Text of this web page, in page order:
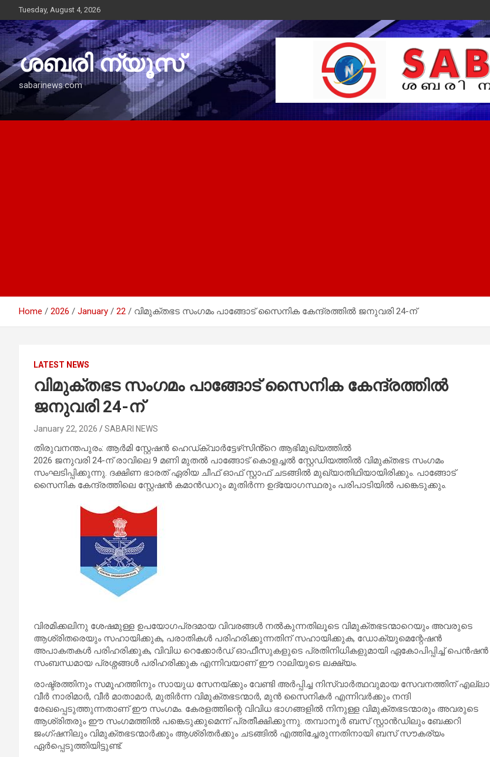
to
content
Tuesday, August 4, 2026
ശബരി ന്യൂസ്
sabarinews.com
Home 2026 January 22 വിമുക്തഭട സംഗമം പാങ്ങോട് സൈനിക കേന്ദ്രത്തിൽ ജനുവരി 24-ന്
LATEST NEWS
വിമുക്തഭട സംഗമം പാങ്ങോട് സൈനിക കേന്ദ്രത്തിൽ
ജനുവരി 24-ന്
January 22, 2026 SABARI NEWS
തിരുവനന്തപുരം: ആർമി സ്റ്റേഷൻ ഹെഡ്ക്വാർട്ടേഴ്‌സിൻ്റെ ആഭിമുഖ്യത്തിൽ
2026 ജനുവരി 24-ന് രാവിലെ 9 മണി മുതൽ പാങ്ങോട് കൊളച്ചൽ സ്റ്റേഡിയത്തിൽ വിമുക്തഭട സംഗമം
സംഘടിപ്പിക്കുന്നു. ദക്ഷിണ ഭാരത് ഏരിയ ചീഫ് ഓഫ് സ്റ്റാഫ് ചടങ്ങിൽ മുഖ്യാതിഥിയായിരിക്കും. പാങ്ങോട്
സൈനിക കേന്ദ്രത്തിലെ സ്റ്റേഷൻ കമാൻഡറും മുതിർന്ന ഉദ്യോഗസ്ഥരും പരിപാടിയിൽ പങ്കെടുക്കും.
വിരമിക്കലിനു ശേഷമുള്ള ഉപയോഗപ്രദമായ വിവരങ്ങൾ നൽകുന്നതിലൂടെ വിമുക്തഭടന്മാറെയും അവരുടെ
ആശ്രിതരെയും സഹായിക്കുക, പരാതികൾ പരിഹരിക്കുന്നതിന് സഹായിക്കുക, ഡോക്യുമെന്റേഷൻ
അപാകതകൾ പരിഹരിക്കുക, വിവിധ റെക്കോർഡ് ഓഫീസുകളുടെ പ്രതിനിധികളുമായി ഏകോപിപ്പിച്ച് പെൻഷൻ
സംബന്ധമായ പ്രശ്നങ്ങൾ പരിഹരിക്കുക എന്നിവയാണ് ഈ റാലിയുടെ ലക്ഷ്യം.
രാഷ്ട്രത്തിനും സമൂഹത്തിനും സായുധ സേനയ്ക്കും വേണ്ടി അർപ്പിച്ച നിസ്വാർത്ഥവുമായ സേവനത്തിന് എല്ലാ
വീർ നാരിമാർ, വീർ മാതാമാർ, മുതിർന്ന വിമുക്തഭടന്മാർ, മുൻ സൈനികർ എന്നിവർക്കും നന്ദി
രേഖപ്പെടുത്തുന്നതാണ് ഈ സംഗമം. കേരളത്തിന്റെ വിവിധ ഭാഗങ്ങളിൽ നിനുള്ള വിമുക്തഭടന്മാരും അവരുടെ
ആശ്രിതരും ഈ സംഗമത്തിൽ പങ്കെടുക്കുമെന്ന് പ്രതീക്ഷിക്കുന്നു. തമ്പാനൂർ ബസ് സ്റ്റാൻഡിലും ബേക്കറി
ജംഗ്ഷനിലും വിമുക്തഭടന്മാർക്കും ആശ്രിതർക്കും ചടങ്ങിൽ എത്തിച്ചേരുന്നതിനായി ബസ് സൗകര്യം
ഏർപ്പെടുത്തിയിട്ടുണ്ട്.